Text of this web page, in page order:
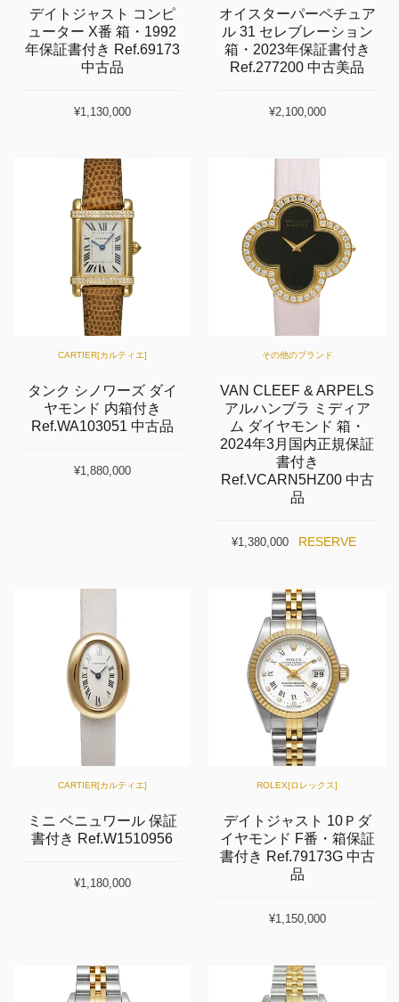
デイトジャスト コンピ
ューター X番 箱・1992
年保証書付き Ref.69173
中古品
¥1,130,000
オイスターパーペチュア
ル 31 セレブレーション
箱・2023年保証書付き
Ref.277200 中古美品
¥2,100,000
CARTIER[カルティエ]
タンク シノワーズ ダイ
ヤモンド 内箱付き
Ref.WA103051 中古品
¥1,880,000
その他のブランド
VAN CLEEF & ARPELS
アルハンブラ ミディア
ム ダイヤモンド 箱・
2024年3月国内正規保証
書付き
Ref.VCARN5HZ00 中古
品
¥1,380,000 RESERVE
CARTIER[カルティエ]
ミニ ベニュワール 保証
書付き Ref.W1510956
¥1,180,000
ROLEX[ロレックス]
デイトジャスト 10Ｐダ
イヤモンド F番・箱保証
書付き Ref.79173G 中古
品
¥1,150,000